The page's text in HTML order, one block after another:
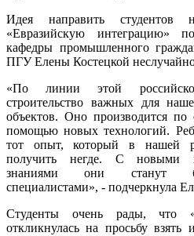
Идея направить
«Евразийскую интеграцию»
кафедры промышленного
ПГУ Елены Костецкой
«По линии этой
строительство важных для
объектов. Оно производится по
помощью новых технологий.
тот опыт, который в нашей
получить негде. С новыми
знаниями они станут
специалистами», - подчеркнула
Студенты очень рады, что
откликнулась на просьбу